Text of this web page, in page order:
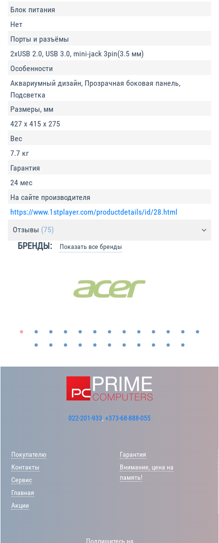
Блок питания
Нет
Порты и разъёмы
2xUSB 2.0, USB 3.0, mini-jack 3pin(3.5 мм)
Особенности
Аквариумный дизайн, Прозрачная боковая панель,
Подсветка
Размеры, мм
427 x 415 x 275
Вес
7.7 кг
Гарантия
24 мес
На сайте производителя
https://www.1stplayer.com/productdetails/id/28.html
Отзывы (75)
БРЕНДЫ: Показать все бренды
022-201-933, +373-68-888-055
Покупателю
Контакты
Сервис
Главная
Акции
Гарантия
Внимание, цена на
память!
Подпишитесь на